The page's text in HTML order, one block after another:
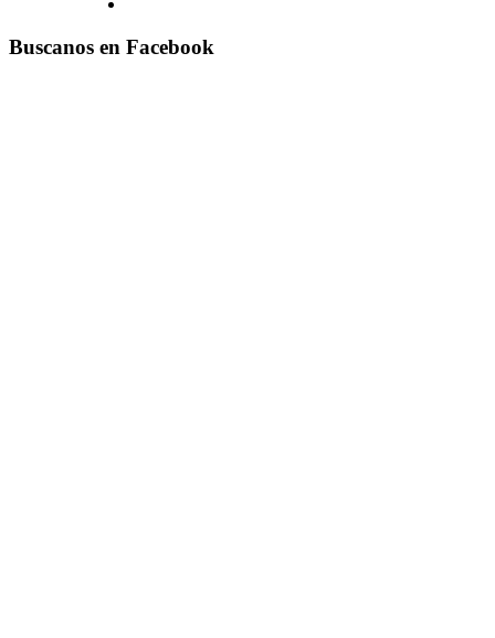
Buscanos en Facebook